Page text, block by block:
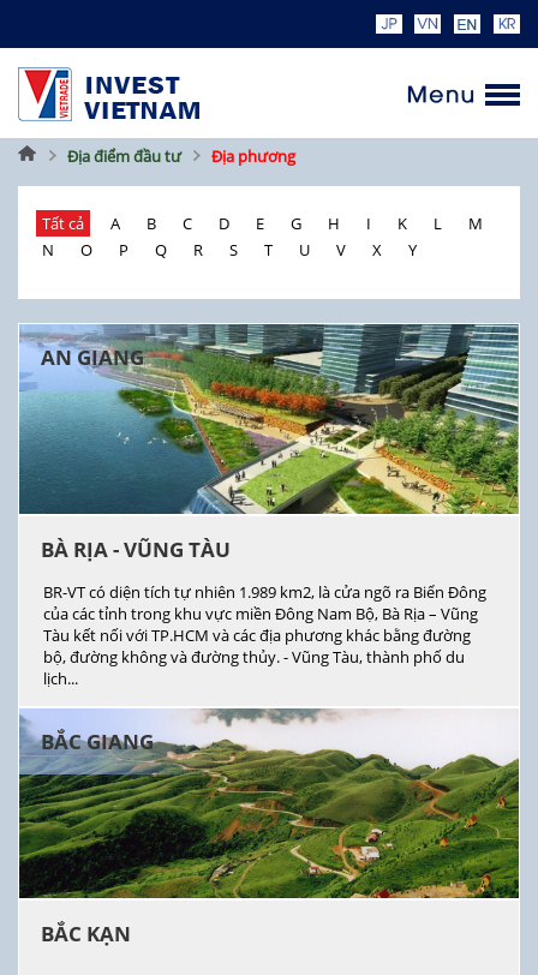
Trang
chủ
Địa điểm đầu tư Địa phương
Tất cả A B C D E G H I K L
M
N
O P Q R S T U V X Y
AN GIANG
BÀ RỊA - VŨNG TÀU
BR-VT có diện tích tự nhiên 1.989 km2, là cửa ngõ ra Biển Đông
của các tỉnh trong khu vực miền Đông Nam Bộ, Bà Rịa – Vũng
Tàu kết nối với TP.HCM và các địa phương khác bằng đường
bộ, đường không và đường thủy. - Vũng Tàu, thành phố du
lịch...
BẮC GIANG
BẮC KẠN